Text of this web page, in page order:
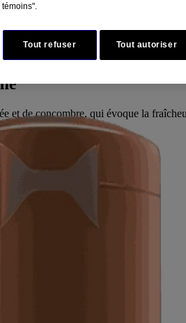
et de concombre, qui évoque la
Tout refuser Tout autoriser